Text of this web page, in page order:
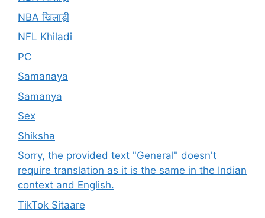
NBA खिलाड़ी
NFL Khiladi
PC
Samanaya
Samanya
Sex
Shiksha
Sorry, the provided text "General" doesn't
require translation as it is the same in the Indian
context and English.
TikTok Sitaare